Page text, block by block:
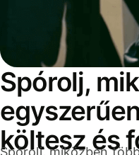
Spórolj,
költesz és
Spórolj, miközben